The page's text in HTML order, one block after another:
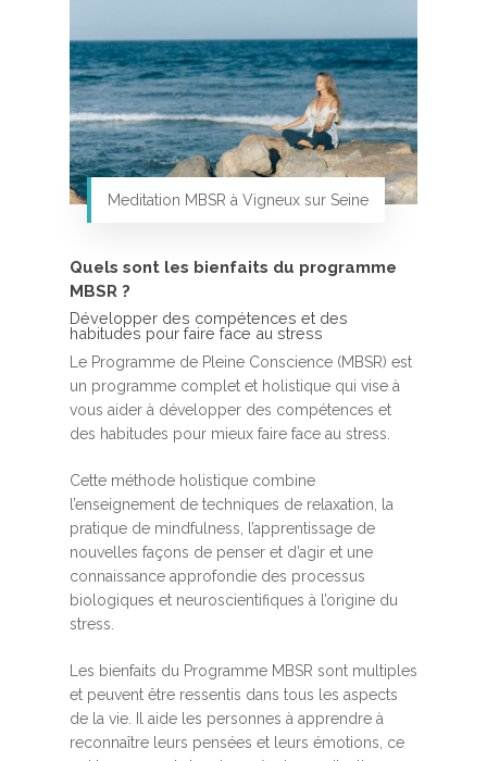
Meditation MBSR à Vigneux sur Seine
Quels sont les bienfaits du programme
MBSR ?
Développer des compétences et des
habitudes pour faire face au stress
Le Programme de Pleine Conscience (MBSR) est
un programme complet et holistique qui vise à
vous aider à développer des compétences et
des habitudes pour mieux faire face au stress.
Cette méthode holistique combine
l’enseignement de techniques de relaxation, la
pratique de mindfulness, l’apprentissage de
nouvelles façons de penser et d’agir et une
connaissance approfondie des processus
biologiques et neuroscientifiques à l’origine du
stress.
Les bienfaits du Programme MBSR sont multiples
et peuvent être ressentis dans tous les aspects
de la vie. Il aide les personnes à apprendre à
reconnaître leurs pensées et leurs émotions, ce